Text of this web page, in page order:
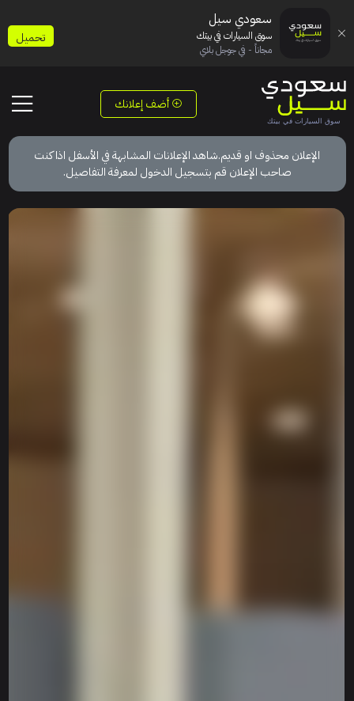
أضف إعلانك
الإعلان محذوف او قديم.شاهد الإعلانات المشابهة في الأسفل اذا كنت
صاحب الإعلان قم بتسجيل الدخول لمعرفة التفاصيل.
سعودي سيل
سوق السيارات في بيتك
مجاناً - في جوجل بلاي
تحميل